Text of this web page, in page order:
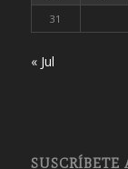
31
« Jul
SUSCRÍBETE